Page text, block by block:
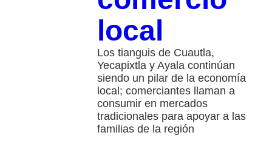
local
Los tianguis de Cuautla,
Yecapixtla y Ayala continúan
siendo un pilar de la economía
local; comerciantes llaman a
consumir en mercados
tradicionales para apoyar a las
familias de la región